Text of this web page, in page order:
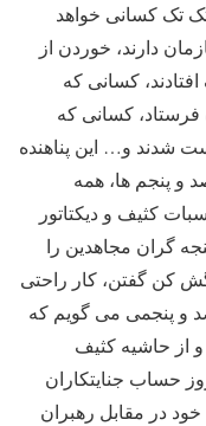
تک کسانی خواهد
دارند، خوردن از
کسانی که
فرستاد، کسانی که
شدند و… این پناهنده
و پنجم ها، همه
کثیف و دیکتاتور
گران مجاهدین را
کن گفتن، کار راحتی
و پنجمی می گویم که
از حاشیه کثیف
حساب جنایتکاران
در مقابل رهبران